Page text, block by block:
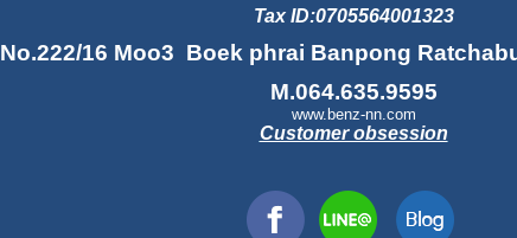
Tax ID:0705564001323
No.222/16 Moo3 Boek phrai Banpong
M.064.635.9595
www.benz-nn.com
Customer obsession